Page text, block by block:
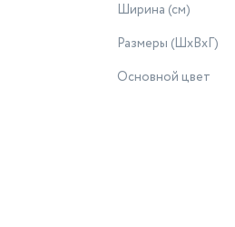
Ширина (см)
Размеры (ШxВxГ)
Основной цвет